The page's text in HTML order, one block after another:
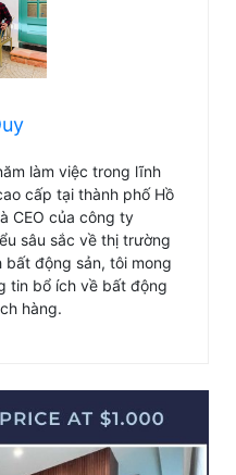
làm việc trong lĩnh
cấp tại thành phố Hồ
CEO của công ty
sâu sắc về thị trường
bất động sản, tôi mong
tin bổ ích về bất động
hàng.